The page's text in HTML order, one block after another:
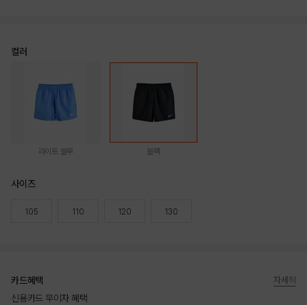
컬러
라이트 블루 블랙
사이즈
105 110 120 130
카드혜택
신용카드 무이자 혜택
자세히